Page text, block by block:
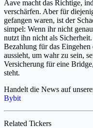
Aave macht das Richtige,
verschärfen. Aber für
gefangen waren, ist der
simpel: Wenn ihr nicht
nutzt ihn nicht als
Bezahlung für das
aussieht, um wahr zu sein,
Versicherung für eine
steht.
Handelt die News auf
Bybit
Related Tickers